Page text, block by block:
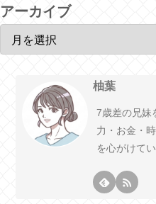
アーカイブ
柚葉
7歳差の兄妹
力・お金・
を心がけてい